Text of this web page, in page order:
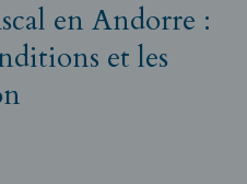
en Andorre :
et les